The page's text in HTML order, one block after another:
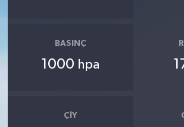
BASINÇ
1000 hpa
ÇIY